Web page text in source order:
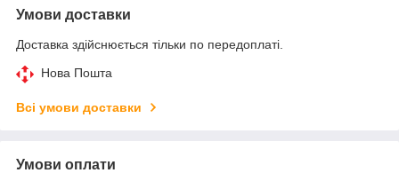
Умови доставки
Доставка здійснюється тільки по передоплаті.
Нова Пошта
Всі умови доставки
Умови оплати